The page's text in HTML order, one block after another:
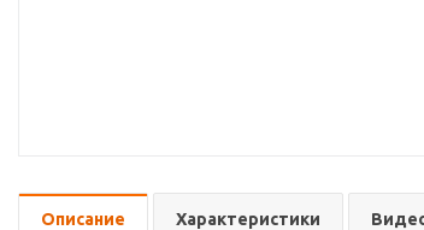
Описание Характеристики